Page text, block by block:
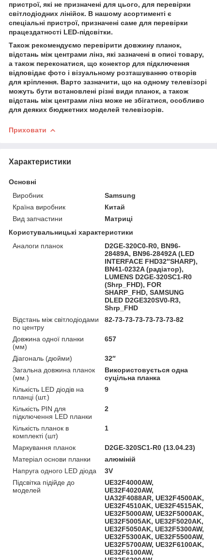
пристрої, які не призначені для цього, для перевірки
світлодіодних лінійок. В нашому асортименті є
спеціальні пристрої, призначені саме для перевірки
працездатності LED-підсвітки.
Також рекомендуємо перевірити довжину планок,
відстань між центрами лінз, які зазначені в описі товару,
а також переконатися, що конектор для підключення
відповідає фото і візуальному розташуванню отворів
для кріплення. Варто зазначити, що на одному телевізорі
можуть бути встановлені різні види планок, а також
відстань між центрами лінз може не збігатися, особливо
для деяких бюджетних моделей телевізорів.
Приховати
Характеристики
Основні
Виробник
Samsung
Країна виробник
Китай
Вид запчастини
Матриці
Користувальницькі характеристики
Аналоги планок
D2GE-320C0-R0, BN96-
28489A, BN96-28492A (LED
INTERFACE FHD32″SHARP),
BN41-0232A (радіатор),
LUMENS D2GE-320SC1-R0
(Shrp_FHD), FOR
SHARP_FHD, SAMSUNG
DLED D2GE320SV0-R3,
Shrp_FHD
Відстань між світлодіодами
по центру
82-73-73-73-73-73-73-82
Довжина одної планки
(мм)
657
Діагональ (дюйми)
32″
Загальна довжина планок
(мм.)
Використовується одна
суцільна планка
Кількість LED діодів на
планці (шт.)
9
Кількість PIN для
підключення LED планки
2
Кількість планок в
комплекті (шт)
1
Маркування планок
D2GE-320SC1-R0 (13.04.23)
Матеріал основи планки
алюміній
Напруга одного LED діода
3V
Підсвітка підійде до
моделей
UE32F4000AW,
UE32F4020AW,
UA32F4088AR, UE32F4500AK,
UE32F4510AK, UE32F4515AK,
UE32F5000AW, UE32F5000AK,
UE32F5005AK, UE32F5020AK,
UE32F5050AK, UE32F5300AW,
UE32F5300AK, UE32F5500AW,
UE32F5700AW, UE32F6100AK,
UE32F6100AW,